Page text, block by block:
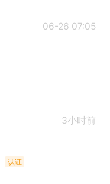
06-26 07:05
3小时前
认证